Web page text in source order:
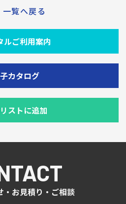
一覧へ戻る
ルご利用案内
カタログ
ストに追加
・お見積り・ご相談